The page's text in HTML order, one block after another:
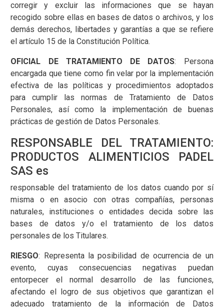
corregir y excluir las informaciones que se hayan
recogido sobre ellas en bases de datos o archivos, y los
demás derechos, libertades y garantías a que se refiere
el artículo 15 de la Constitución Política.
OFICIAL DE TRATAMIENTO DE DATOS: Persona
encargada que tiene como fin velar por la implementación
efectiva de las políticas y procedimientos adoptados
para cumplir las normas de Tratamiento de Datos
Personales, así como la implementación de buenas
prácticas de gestión de Datos Personales.
RESPONSABLE DEL TRATAMIENTO:
PRODUCTOS ALIMENTICIOS PADEL
SAS es
responsable del tratamiento de los datos cuando por sí
misma o en asocio con otras compañías, personas
naturales, instituciones o entidades decida sobre las
bases de datos y/o el tratamiento de los datos
personales de los Titulares.
RIESGO: Representa la posibilidad de ocurrencia de un
evento, cuyas consecuencias negativas puedan
entorpecer el normal desarrollo de las funciones,
afectando el logro de sus objetivos que garantizan el
adecuado tratamiento de la información de Datos